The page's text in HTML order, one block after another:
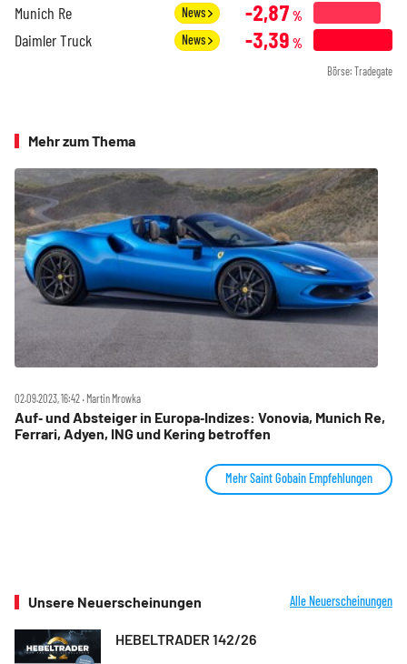
Munich Re News -2,87 %
Daimler Truck News -3,39 %
Börse: Tradegate
Mehr zum Thema
02.09.2023, 16:42 ‧ Martin Mrowka
Auf‑ und Absteiger in Europa‑Indizes: Vonovia, Munich Re,
Ferrari, Adyen, ING und Kering betroffen
Mehr Saint Gobain Empfehlungen
Unsere Neuerscheinungen Alle Neuerscheinungen
HEBELTRADER 142/26